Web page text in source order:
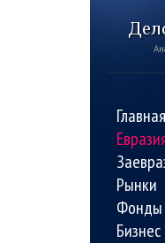
Главная
Рынки
Фонды
Бизнес